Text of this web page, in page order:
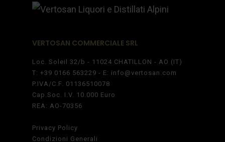
VERTOSAN COMMERCIALE SRL
Loc. Soleil 32/b - 11024 CHATILLON - AO (IT)
T: +39 0166 563229 - E: info@vertosan.com
P.IVA/C.F. 01136510078
Cap.Soc. I.V. 10.000 Euro
REA: AO-70356
Privacy Policy
Condizioni Generali